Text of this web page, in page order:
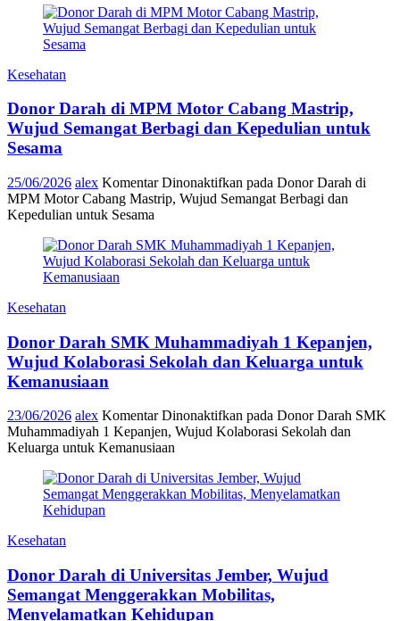
Kesehatan
Donor Darah di MPM Motor Cabang Mastrip,
Wujud Semangat Berbagi dan Kepedulian untuk
Sesama
25/06/2026 alex Komentar Dinonaktifkan pada Donor Darah di
MPM Motor Cabang Mastrip, Wujud Semangat Berbagi dan
Kepedulian untuk Sesama
Kesehatan
Donor Darah SMK Muhammadiyah 1 Kepanjen,
Wujud Kolaborasi Sekolah dan Keluarga untuk
Kemanusiaan
23/06/2026 alex Komentar Dinonaktifkan pada Donor Darah SMK
Muhammadiyah 1 Kepanjen, Wujud Kolaborasi Sekolah dan
Keluarga untuk Kemanusiaan
Kesehatan
Donor Darah di Universitas Jember, Wujud
Semangat Menggerakkan Mobilitas,
Menyelamatkan Kehidupan